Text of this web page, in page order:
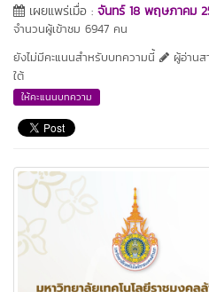
เผยแพร่เมื่อ : จันทร์ 18 พฤษภาคม
จำนวนผู้เข้าชม 6947 คน
ยังไม่มีคะแนนสำหรับบทความนี้
ผู้อ่านส
ใต้
ให้คะแนนบทความ